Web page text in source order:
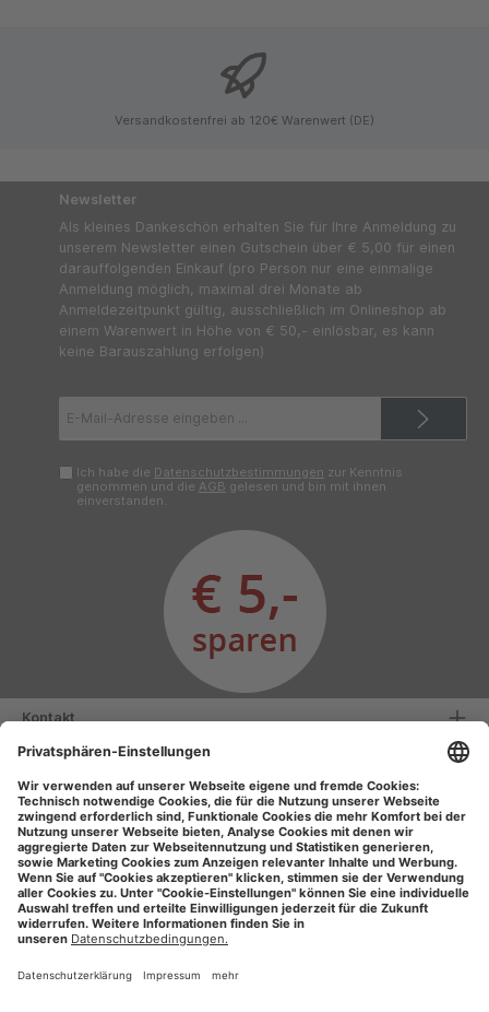
Versandkostenfrei ab 120€ Warenwert (DE)
Newsletter
Als kleines Dankeschön erhalten Sie für Ihre Anmeldung zu
unserem Newsletter einen Gutschein über € 5,00 für einen
darauffolgenden Einkauf (pro Person nur eine einmalige
Anmeldung möglich, maximal drei Monate ab
Anmeldezeitpunkt gültig, ausschließlich im Onlineshop ab
einem Warenwert in Höhe von € 50,- einlösbar, es kann
keine Barauszahlung erfolgen)
Mail-
Ich habe die Datenschutzbestimmungen zur Kenntnis
genommen und die AGB gelesen und bin mit ihnen
einverstanden.
Kontakt
Serviceinformationen
Informationen
Unsere Vorteile
Versandarten